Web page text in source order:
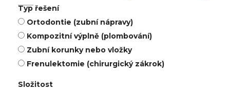
Typ řešení
Ortodontie (zubní nápravy)
Kompozitní výplně (plombování)
Zubní korunky nebo vložky
Frenulektomie (chirurgický zákrok)
Složitost